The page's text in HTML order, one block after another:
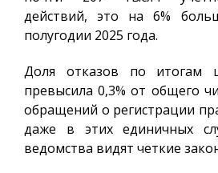
действий, это на 6%
полугодии 2025 года.
Доля отказов по итогам
превысила 0,3% от общего
обращений о регистрации
даже в этих единичных
ведомства видят четкие